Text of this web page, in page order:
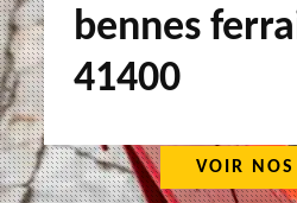
bennes
41400
VOIR